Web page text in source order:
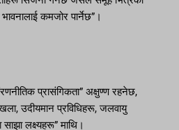
कमजोर पार्नेछ”।
प्रासंगिकता” अक्षुण्ण रहनेछ,
उदीयमान प्रविधिहरू, जलवायु
लक्ष्यहरू” माथि।